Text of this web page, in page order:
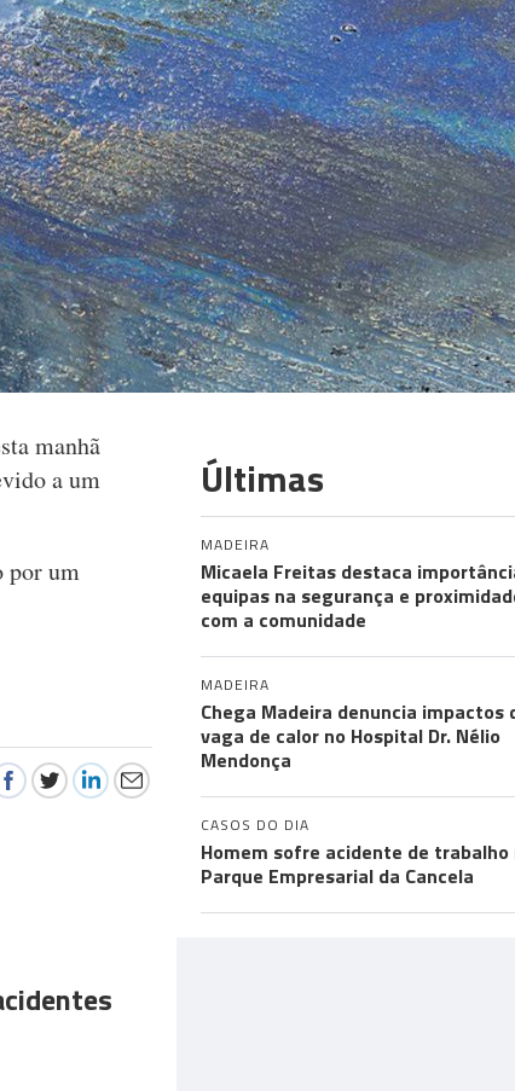
manhã
a um
por um
Últimas
MADEIRA
Micaela Freitas destaca
equipas na segurança e
com a comunidade
MADEIRA
Chega Madeira denuncia impactos
vaga de calor no Hospital Dr. Nélio
Mendonça
CASOS DO DIA
Homem sofre acidente de trabalho
Parque Empresarial da Cancela